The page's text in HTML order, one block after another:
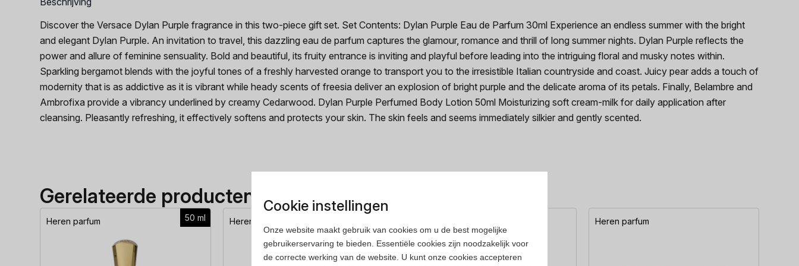
Discover the Versace Dylan Purple fragrance in this two-piece gift set. Set Contents: Dylan Purple Eau de Parfum 30ml Experience an endless summer with the bright
and elegant Dylan Purple. An invitation to travel, this dazzling eau de parfum captures the glamour, romance and thrill of long summer nights. Dylan Purple reflects the
power and allure of feminine sensuality. Bold and beautiful, its fruity entrance is inviting and playful before leading into the intriguing floral and musky notes within.
Sparkling bergamot blends with the joyful tones of a freshly harvested orange to transport you to the irresistible Italian countryside and coast. Juicy pear adds a touch of
modernity that is as addictive as it is vibrant while heady scents of freesia deliver an explosion of bright purple and the delicate aroma of its petals. Finally, Belambre and
Ambrofixa provide a vibrancy underlined by creamy Cedarwood. Dylan Purple Perfumed Body Lotion 50ml Moisturizing soft cream-milk for daily application after
cleansing. Pleasantly refreshing, it effectively softens and protects your skin. The skin feels and seems immediately silkier and gently scented.
Gerelateerde producten
50 ml
Heren parfum Heren parfum Heren parfum
Cookie instellingen
Onze website maakt gebruik van cookies om u de best mogelijke
gebruikerservaring te bieden. Essentiële cookies zijn noodzakelijk voor
de correcte werking van de website. U kunt onze cookies accepteren